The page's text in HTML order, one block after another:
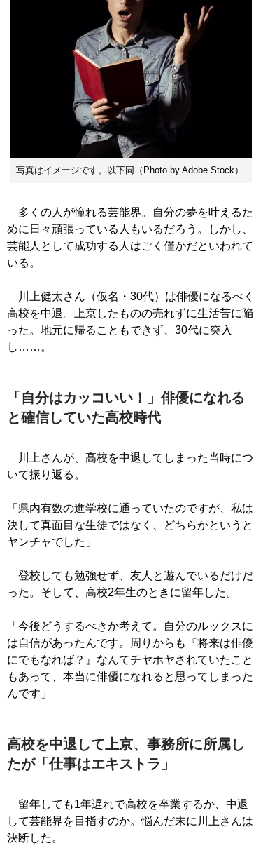
写真はイメージです。以下同（Photo by Adobe Stock）
多くの人が憧れる芸能界。自分の夢を叶えるた
めに日々頑張っている人もいるだろう。しかし、
芸能人として成功する人はごく僅かだといわれて
いる。
川上健太さん（仮名・30代）は俳優になるべく
高校を中退。上京したものの売れずに生活苦に陥
った。地元に帰ることもできず、30代に突入
し……。
「自分はカッコいい！」俳優になれる
と確信していた高校時代
川上さんが、高校を中退してしまった当時につ
いて振り返る。
「県内有数の進学校に通っていたのですが、私は
決して真面目な生徒ではなく、どちらかというと
ヤンチャでした」
登校しても勉強せず、友人と遊んでいるだけだ
った。そして、高校2年生のときに留年した。
「今後どうするべきか考えて。自分のルックスに
は自信があったんです。周りからも『将来は俳優
にでもなれば？』なんてチヤホヤされていたこと
もあって、本当に俳優になれると思ってしまった
んです」
高校を中退して上京、事務所に所属し
たが「仕事はエキストラ」
留年しても1年遅れで高校を卒業するか、中退
して芸能界を目指すのか。悩んだ末に川上さんは
決断した。